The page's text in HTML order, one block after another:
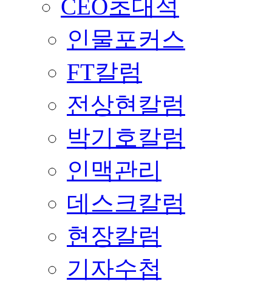
CEO초대석
인물포커스
FT칼럼
전상현칼럼
박기호칼럼
인맥관리
데스크칼럼
현장칼럼
기자수첩